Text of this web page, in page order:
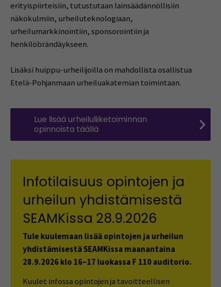
erityispiirteisiin, tutustutaan lainsäädännöllisiin
näkökulmiin, urheiluteknologiaan,
urheilumarkkinointiin, sponsorointiin ja
henkilöbrändäykseen.
Lisäksi huippu-urheilijoilla on mahdollista osallistua
Etelä-Pohjanmaan urheiluakatemian toimintaan.
Lue lisää urheiluliiketoiminnan
opinnoista täällä
Infotilaisuus opintojen ja
urheilun yhdistämisestä
SEAMKissa 28.9.2026
Tule kuulemaan lisää opintojen ja urheilun
yhdistämisestä SEAMKissa maanantaina
28.9.2026 klo 16–17 luokassa F 110 auditorio.
Kuulet infossa opintojen ja tavoitteellisen